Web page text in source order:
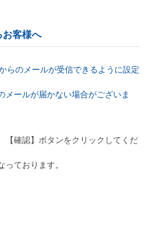
お客様へ
らのメールが受信できるように設定
メールが届かない場合がございま
【確認】ボタンをクリックしてくだ
ております。